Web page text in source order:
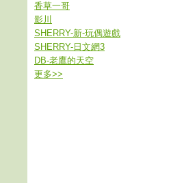
香草一哥
影川
SHERRY-新-玩偶遊戲
SHERRY-日文網3
DB-老鷹的天空
更多>>